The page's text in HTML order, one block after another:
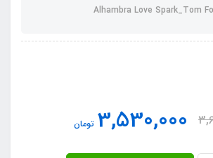
Alhambra Love Spark_Tom
3,530,000 تومان